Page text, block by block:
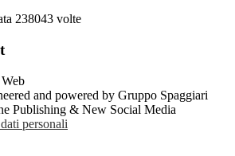
238043 volte
and powered by Gruppo Spaggiari
Publishing & New Social Media
personali